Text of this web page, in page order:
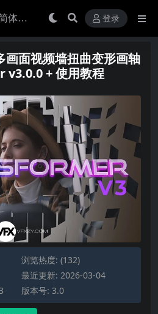
登录
画面视频墙扭曲变形画轴
+ 使用教程
浏览热度: (132)
最近更新: 2026-03-04
版本号: 3.0